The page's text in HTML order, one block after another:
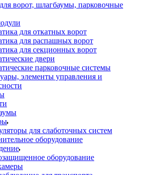
ворот, шлагбаумы, парковочные
для откатных ворот
для распашных ворот
для секционных ворот
двери
парковочные системы
элементы управления и
для слаботочных систем
оборудование
оборудование